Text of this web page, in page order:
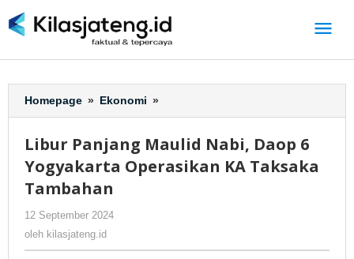
ke
Homepage » Ekonomi »
Panjang
Nabi,
Daop
Taksaka
Libur Panjang Maulid Nabi, Daop 6
Yogyakarta Operasikan KA Taksaka
Tambahan
12 September 2024
oleh kilasjateng.id